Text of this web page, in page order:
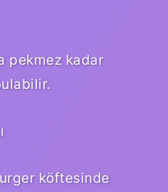
pekmez kadar
köftesinde